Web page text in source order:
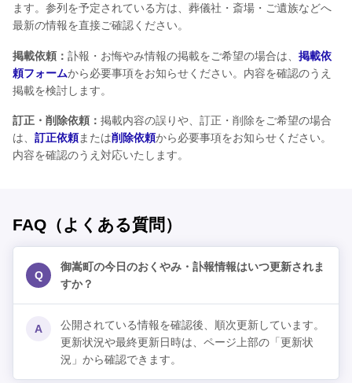
ます。参列を予定されている方は、葬儀社・斎場・ご遺族などへ
最新の情報を直接ご確認ください。
掲載依頼： 訃報・お悔やみ情報の掲載をご希望の場合は、 掲載依
頼フォームから必要事項をお知らせください。内容を確認のうえ
掲載を検討します。
訂正・削除依頼： 掲載内容の誤りや、訂正・削除をご希望の場合
は、 訂正依頼または削除依頼から必要事項をお知らせください。
内容を確認のうえ対応いたします。
FAQ（よくある質問）
Q
御嵩町の今日のおくやみ・訃報情報はいつ更新されま
すか？
A
公開されている情報を確認後、順次更新しています。
更新状況や最終更新日時は、ページ上部の「更新状
況」から確認できます。